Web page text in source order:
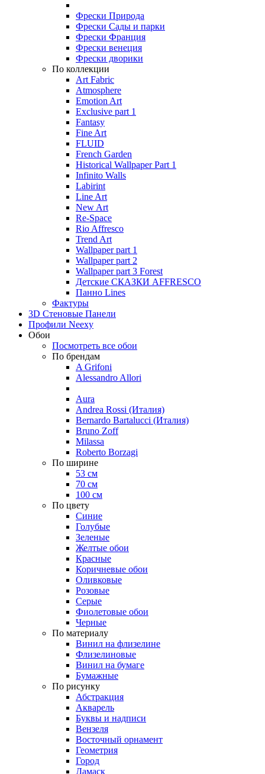
Фрески Природа
Фрески Сады и парки
Фрески Франция
Фрески венеция
Фрески дворики
По коллекции
Art Fabric
Atmosphere
Emotion Art
Exclusive part 1
Fantasy
Fine Art
FLUID
French Garden
Historical Wallpaper Part 1
Infinito Walls
Labirint
Line Art
New Art
Re-Space
Rio Affresco
Trend Art
Wallpaper part 1
Wallpaper part 2
Wallpaper part 3 Forest
Детские СКАЗКИ AFFRESCO
Панно Lines
Фактуры
3D Стеновые Панели
Профили Neexy
Обои
Посмотреть все обои
По брендам
A Grifoni
Alessandro Allori
Aura
Andrea Rossi (Италия)
Bernardo Bartalucci (Италия)
Bruno Zoff
Milassa
Roberto Borzagi
По ширине
53 см
70 см
100 см
По цвету
Синие
Голубые
Зеленые
Желтые обои
Красные
Коричневые обои
Оливковые
Розовые
Серые
Фиолетовые обои
Черные
По материалу
Винил на флизелине
Флизелиновые
Винил на бумаге
Бумажные
По рисунку
Абстракция
Акварель
Буквы и надписи
Вензеля
Восточный орнамент
Геометрия
Город
Дамаск